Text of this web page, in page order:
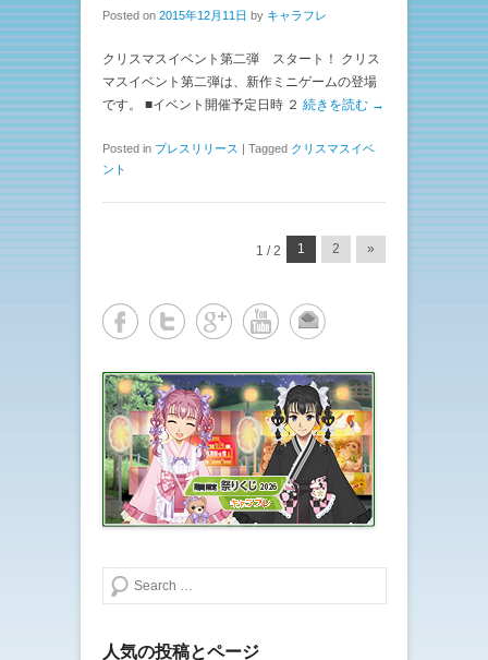
Posted on 2015年12月11日 by キャラフレ
クリスマスイベント第二弾 スタート！ クリス
マスイベント第二弾は、新作ミニゲームの登場
です。 ■イベント開催予定日時 ２ 続きを読む →
Posted in プレスリリース | Tagged クリスマスイベ
ント
1 / 2 1 2 »
検索する
人気の投稿とページ